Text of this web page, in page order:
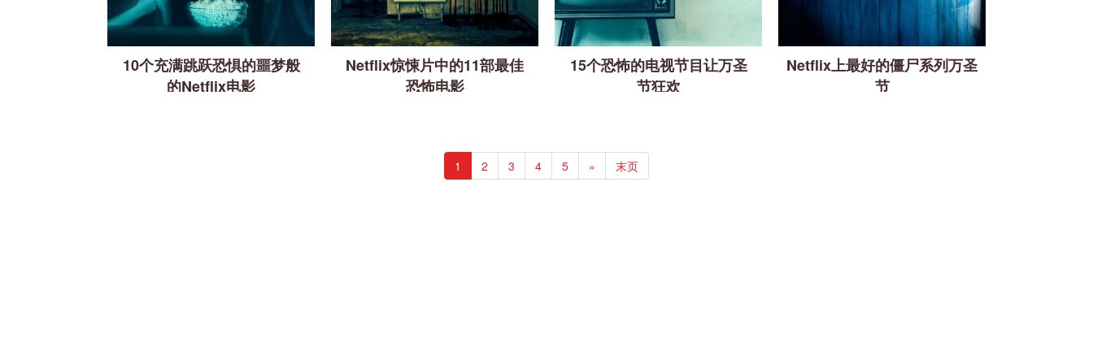
10个充满跳跃恐惧的噩梦般
的Netflix电影
Netflix惊悚片中的11部最佳
恐怖电影
15个恐怖的电视节目让万圣
节狂欢
Netflix上最好的僵尸系列万圣
节
1 2 3 4 5 » 末页